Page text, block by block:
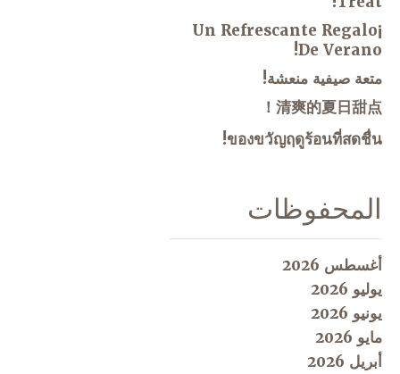
¡Un Refrescante Regalo
De Verano!
متعة صيفية منعشة!
清爽的夏日甜点！
ของขวัญฤดูร้อนที่สดชื่น!
المحفوظات
أغسطس 2026
يوليو 2026
يونيو 2026
مايو 2026
أبريل 2026